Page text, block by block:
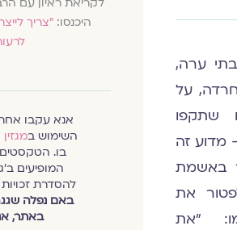
ערה,
על
שתקפו
מדוע זה
באשמת
את
"את
היכנסו:״צריך
אנא עקבו
השימוש במגזין
בו. הטקסטים
המופיעים
להסדרת זכויות
באם נפלה
באתר,